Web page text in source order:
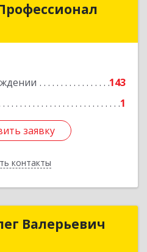
143
1
заявку
контакты
Профессионал
Подробнее
заявку
Валерьевич
Валерьевич